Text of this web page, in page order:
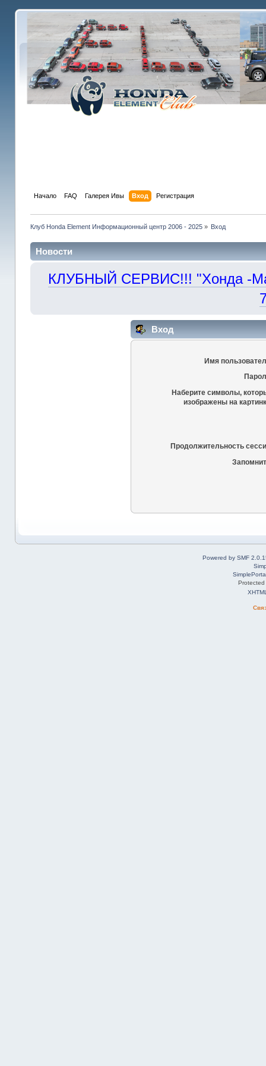
Начало FAQ Галерея Ивы Вход Регистрация
Клуб Honda Element Информационный центр 2006 - 2025» Вход
Новости
КЛУБНЫЙ СЕРВИС!!! "Хонда -
Вход
Имя
Наберите символы,
изображены на
Продолжительность
Powered by SMF